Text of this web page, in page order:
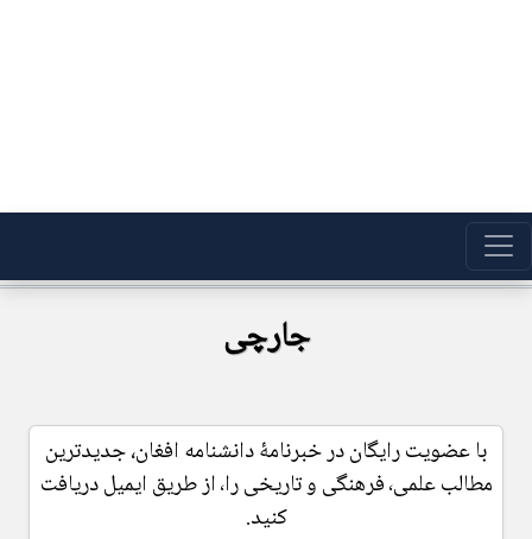
جارچی
با عضویت رایگان در خبرنامۀ دانشنامه افغان، جدیدترین
مطالب علمی٬ فرهنگی و تاریخی را٬ از طریق ایمیل دریافت
کنید.